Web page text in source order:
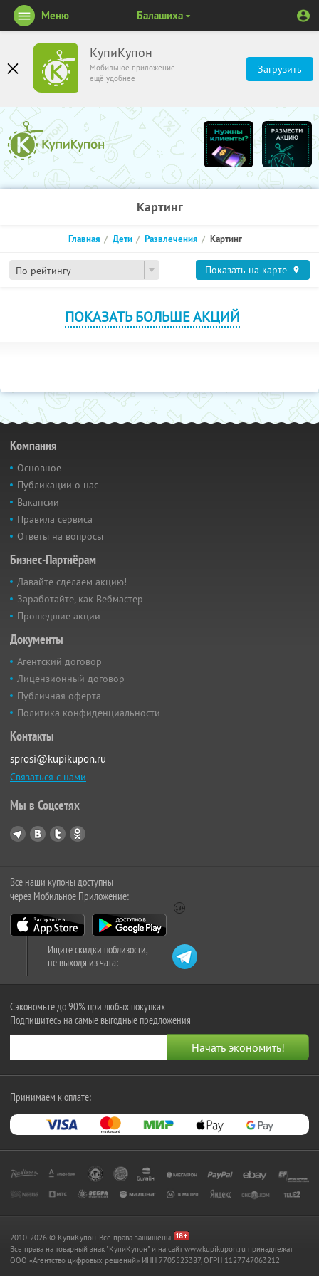
КупиКупон
Мобильное приложение
ещё удобнее
Загрузить
Меню Балашиха
Картинг
По рейтингу
Главная Дети Развлечения Картинг
Показать на карте
ПОКАЗАТЬ БОЛЬШЕ АКЦИЙ
Компания
Основное
Публикации о нас
Вакансии
Правила сервиса
Ответы на вопросы
Бизнес-Партнёрам
Давайте сделаем акцию!
Заработайте, как Вебмастер
Прошедшие акции
Документы
Агентский договор
Лицензионный договор
Публичная оферта
Политика конфиденциальности
Контакты
sprosi@kupikupon.ru
Связаться с нами
Мы в Соцсетях
Все наши купоны доступны
через Мобильное Приложение:
Ищите скидки поблизости,
не выходя из чата:
Сэкономьте до 90% при любых покупках
Подпишитесь на самые выгодные предложения
Принимаем к оплате:
2010-2026 © КупиКупон. Все права защищены.
Все права на товарный знак "КупиКупон" и на сайт www.kupikupon.ru принадлежат
OOO «Агентство цифровых решений» ИНН 7705523387, ОГРН 1127747063212